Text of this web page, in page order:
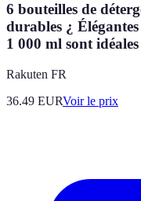
6 bouteilles de
durables ¿
1 000 ml sont
Rakuten FR
36.49 EURVoir le prix